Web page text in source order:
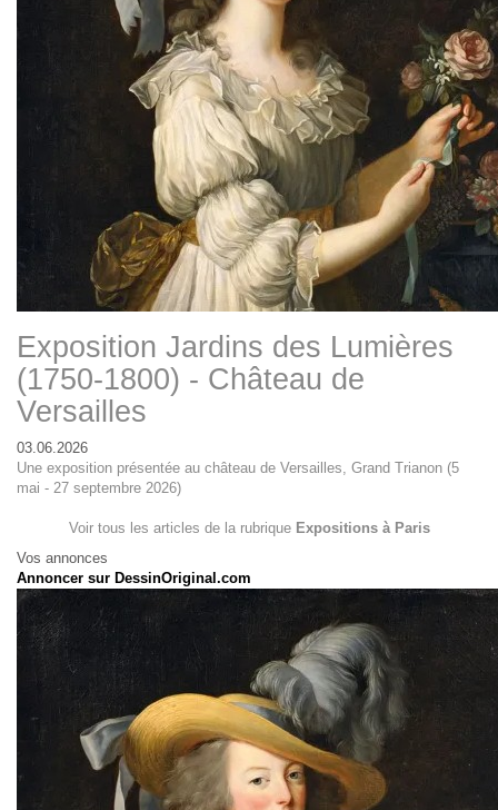
Exposition Jardins des Lumières
(1750-1800) - Château de
Versailles
03.06.2026
Une exposition présentée au château de Versailles, Grand Trianon (5
mai - 27 septembre 2026)
Voir tous les articles de la rubrique Expositions à Paris
Vos annonces
Annoncer sur DessinOriginal.com